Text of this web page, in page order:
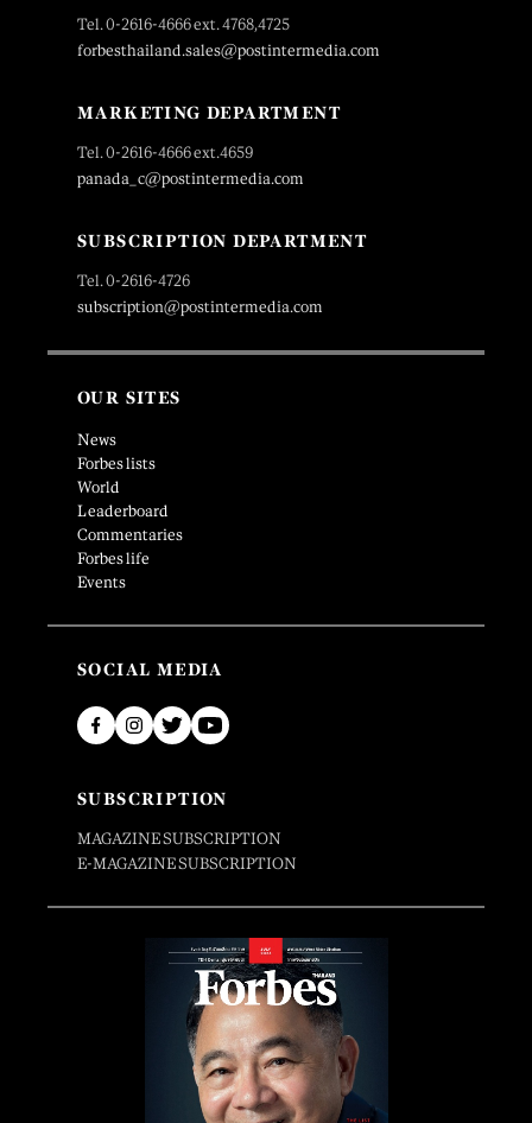
Tel. 0-2616-4666 ext. 4768,4725
forbesthailand.sales@postintermedia.com
MARKETING DEPARTMENT
Tel. 0-2616-4666 ext.4659
panada_c@postintermedia.com
SUBSCRIPTION DEPARTMENT
Tel. 0-2616-4726
subscription@postintermedia.com
OUR SITES
News
Forbes lists
World
Leaderboard
Commentaries
Forbes life
Events
SOCIAL MEDIA
SUBSCRIPTION
MAGAZINE SUBSCRIPTION
E-MAGAZINE SUBSCRIPTION